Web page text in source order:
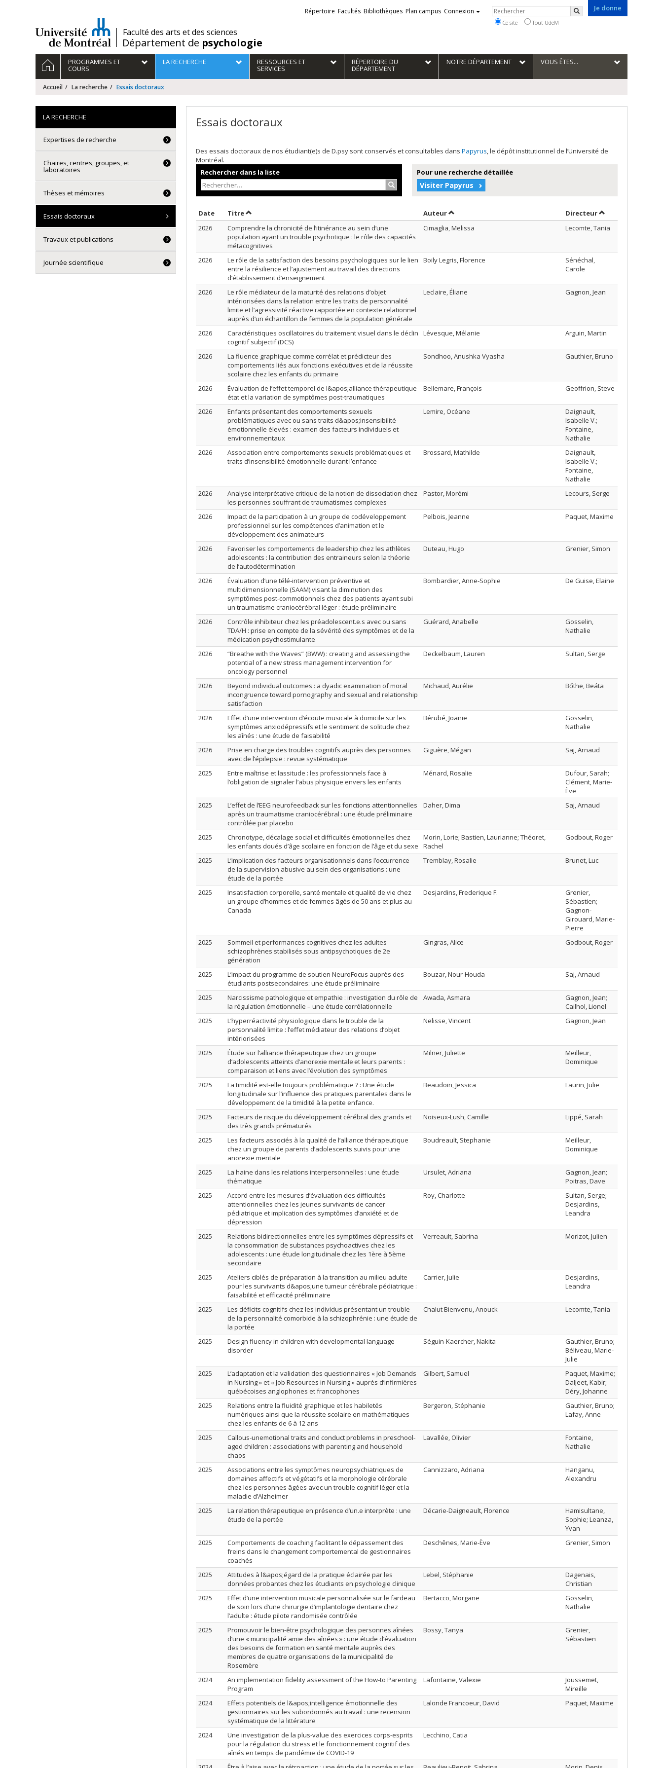
/Faculté des arts et des sciences
Département de psychologie
Je donne
Liens
externes
Répertoire Facultés Bibliothèques Plan campus Connexion Rechercher
Rechercher
Ce site Tout UdeM
Navigation
principale
ACCUEILPROGRAMMES ET
COURS
LA RECHERCHE RESSOURCES ET
SERVICES
RÉPERTOIRE DU
DÉPARTEMENT
NOTRE DÉPARTEMENT VOUS ÊTES...
Accueil La recherche Essais doctoraux
Essais doctoraux
Des essais doctoraux de nos étudiant(e)s de D.psy sont conservés et consultables dans Papyrus, le dépôt institutionnel de l’Université de
Montréal.
Rechercher dans la liste
Rechercher…
Pour une recherche détaillée
Visiter Papyrus
Date Trier par date en ordre croissant
TitreTrier par titre en ordre croissant AuteurTrier par auteur en ordre croissant Directeurpar contributeur
2026
Comprendre la chronicité de l’itinérance au sein d’une
population ayant un trouble psychotique : le rôle des capacités
métacognitives
Cimaglia, Melissa Lecomte, Tania
2026
Le rôle de la satisfaction des besoins psychologiques sur le lien
entre la résilience et l’ajustement au travail des directions
d’établissement d’enseignement
Boily Legris, Florence
Sénéchal,
Carole
2026
Le rôle médiateur de la maturité des relations d’objet
intériorisées dans la relation entre les traits de personnalité
limite et l’agressivité réactive rapportée en contexte relationnel
auprès d’un échantillon de femmes de la population générale
Leclaire, Éliane Gagnon, Jean
2026
Caractéristiques oscillatoires du traitement visuel dans le déclin
cognitif subjectif (DCS)
Lévesque, Mélanie Arguin, Martin
2026
La fluence graphique comme corrélat et prédicteur des
comportements liés aux fonctions exécutives et de la réussite
scolaire chez les enfants du primaire
Sondhoo, Anushka Vyasha Gauthier, Bruno
2026
Évaluation de l’effet temporel de l&apos;alliance thérapeutique
état et la variation de symptômes post-traumatiques
Bellemare, François Geoffrion, Steve
2026
Enfants présentant des comportements sexuels
problématiques avec ou sans traits d&apos;insensibilité
émotionnelle élevés : examen des facteurs individuels et
environnementaux
Lemire, Océane
Daignault,
Isabelle V.;
Fontaine,
Nathalie
2026
Association entre comportements sexuels problématiques et
traits d’insensibilité émotionnelle durant l’enfance
Brossard, Mathilde
Daignault,
Isabelle V.;
Fontaine,
Nathalie
2026
Analyse interprétative critique de la notion de dissociation chez
les personnes souffrant de traumatismes complexes
Pastor, Morémi Lecours, Serge
2026
Impact de la participation à un groupe de codéveloppement
professionnel sur les compétences d’animation et le
développement des animateurs
Pelbois, Jeanne Paquet, Maxime
2026
Favoriser les comportements de leadership chez les athlètes
adolescents : la contribution des entraineurs selon la théorie
de l’autodétermination
Duteau, Hugo Grenier, Simon
2026
Évaluation d’une télé-intervention préventive et
multidimensionnelle (SAAM) visant la diminution des
symptômes post-commotionnels chez des patients ayant subi
un traumatisme craniocérébral léger : étude préliminaire
Bombardier, Anne-Sophie De Guise, Elaine
2026
Contrôle inhibiteur chez les préadolescent.e.s avec ou sans
TDA/H : prise en compte de la sévérité des symptômes et de la
médication psychostimulante
Guérard, Anabelle
Gosselin,
Nathalie
2026
“Breathe with the Waves” (BWW) : creating and assessing the
potential of a new stress management intervention for
oncology personnel
Deckelbaum, Lauren Sultan, Serge
2026
Beyond individual outcomes : a dyadic examination of moral
incongruence toward pornography and sexual and relationship
satisfaction
Michaud, Aurélie Bőthe, Beáta
2026
Effet d’une intervention d’écoute musicale à domicile sur les
symptômes anxiodépressifs et le sentiment de solitude chez
les aînés : une étude de faisabilité
Bérubé, Joanie
Gosselin,
Nathalie
2026
Prise en charge des troubles cognitifs auprès des personnes
avec de l’épilepsie : revue systématique
Giguère, Mégan Saj, Arnaud
2025
Entre maîtrise et lassitude : les professionnels face à
l’obligation de signaler l’abus physique envers les enfants
Ménard, Rosalie
Dufour, Sarah;
Clément, Marie-
Ève
2025
L’effet de l’EEG neurofeedback sur les fonctions attentionnelles
après un traumatisme craniocérébral : une étude préliminaire
contrôlée par placebo
Daher, Dima Saj, Arnaud
2025
Chronotype, décalage social et difficultés émotionnelles chez
les enfants doués d’âge scolaire en fonction de l’âge et du sexe
Morin, Lorie; Bastien, Laurianne; Théoret,
Rachel
Godbout, Roger
2025
L’implication des facteurs organisationnels dans l’occurrence
de la supervision abusive au sein des organisations : une
étude de la portée
Tremblay, Rosalie Brunet, Luc
2025
Insatisfaction corporelle, santé mentale et qualité de vie chez
un groupe d’hommes et de femmes âgés de 50 ans et plus au
Canada
Desjardins, Frederique F.
Grenier,
Sébastien;
Gagnon-
Girouard, Marie-
Pierre
2025
Sommeil et performances cognitives chez les adultes
schizophrènes stabilisés sous antipsychotiques de 2e
génération
Gingras, Alice Godbout, Roger
2025
L’impact du programme de soutien NeuroFocus auprès des
étudiants postsecondaires: une étude préliminaire
Bouzar, Nour-Houda Saj, Arnaud
2025
Narcissisme pathologique et empathie : investigation du rôle de
la régulation émotionnelle – une étude corrélationnelle
Awada, Asmara
Gagnon, Jean;
Cailhol, Lionel
2025
L’hyperréactivité physiologique dans le trouble de la
personnalité limite : l’effet médiateur des relations d’objet
intériorisées
Nelisse, Vincent Gagnon, Jean
2025
Étude sur l’alliance thérapeutique chez un groupe
d’adolescents atteints d’anorexie mentale et leurs parents :
comparaison et liens avec l’évolution des symptômes
Milner, Juliette
Meilleur,
Dominique
2025
La timidité est-elle toujours problématique ? : Une étude
longitudinale sur l’influence des pratiques parentales dans le
développement de la timidité à la petite enfance.
Beaudoin, Jessica Laurin, Julie
2025
Facteurs de risque du développement cérébral des grands et
des très grands prématurés
Noiseux-Lush, Camille Lippé, Sarah
2025
Les facteurs associés à la qualité de l’alliance thérapeutique
chez un groupe de parents d’adolescents suivis pour une
anorexie mentale
Boudreault, Stephanie
Meilleur,
Dominique
2025
La haine dans les relations interpersonnelles : une étude
thématique
Ursulet, Adriana
Gagnon, Jean;
Poitras, Dave
2025
Accord entre les mesures d’évaluation des difficultés
attentionnelles chez les jeunes survivants de cancer
pédiatrique et implication des symptômes d’anxiété et de
dépression
Roy, Charlotte
Sultan, Serge;
Desjardins,
Leandra
2025
Relations bidirectionnelles entre les symptômes dépressifs et
la consommation de substances psychoactives chez les
adolescents : une étude longitudinale chez les 1ère à 5ème
secondaire
Verreault, Sabrina Morizot, Julien
2025
Ateliers ciblés de préparation à la transition au milieu adulte
pour les survivants d&apos;une tumeur cérébrale pédiatrique :
faisabilité et efficacité préliminaire
Carrier, Julie
Desjardins,
Leandra
2025
Les déficits cognitifs chez les individus présentant un trouble
de la personnalité comorbide à la schizophrénie : une étude de
la portée
Chalut Bienvenu, Anouck Lecomte, Tania
2025
Design fluency in children with developmental language
disorder
Séguin-Kaercher, Nakita
Gauthier, Bruno;
Béliveau, Marie-
Julie
2025
L’adaptation et la validation des questionnaires « Job Demands
in Nursing » et « Job Resources in Nursing » auprès d’infirmières
québécoises anglophones et francophones
Gilbert, Samuel
Paquet, Maxime;
Daljeet, Kabir;
Déry, Johanne
2025
Relations entre la fluidité graphique et les habiletés
numériques ainsi que la réussite scolaire en mathématiques
chez les enfants de 6 à 12 ans
Bergeron, Stéphanie
Gauthier, Bruno;
Lafay, Anne
2025
Callous-unemotional traits and conduct problems in preschool-
aged children : associations with parenting and household
chaos
Lavallée, Olivier
Fontaine,
Nathalie
2025
Associations entre les symptômes neuropsychiatriques de
domaines affectifs et végétatifs et la morphologie cérébrale
chez les personnes âgées avec un trouble cognitif léger et la
maladie d’Alzheimer
Cannizzaro, Adriana
Hanganu,
Alexandru
2025
La relation thérapeutique en présence d’un.e interprète : une
étude de la portée
Décarie-Daigneault, Florence
Hamisultane,
Sophie; Leanza,
Yvan
2025
Comportements de coaching facilitant le dépassement des
freins dans le changement comportemental de gestionnaires
coachés
Deschênes, Marie-Ève Grenier, Simon
2025
Attitudes à l&apos;égard de la pratique éclairée par les
données probantes chez les étudiants en psychologie clinique
Lebel, Stéphanie
Dagenais,
Christian
2025
Effet d’une intervention musicale personnalisée sur le fardeau
de soin lors d’une chirurgie d’implantologie dentaire chez
l’adulte : étude pilote randomisée contrôlée
Bertacco, Morgane
Gosselin,
Nathalie
2025
Promouvoir le bien-être psychologique des personnes aînées
d’une « municipalité amie des aînées » : une étude d’évaluation
des besoins de formation en santé mentale auprès des
membres de quatre organisations de la municipalité de
Rosemère
Bossy, Tanya
Grenier,
Sébastien
2024
An implementation fidelity assessment of the How-to Parenting
Program
Lafontaine, Valexie
Joussemet,
Mireille
2024
Effets potentiels de l&apos;intelligence émotionnelle des
gestionnaires sur les subordonnés au travail : une recension
systématique de la littérature
Lalonde Francoeur, David Paquet, Maxime
2024
Une investigation de la plus-value des exercices corps-esprits
pour la régulation du stress et le fonctionnement cognitif des
aînés en temps de pandémie de COVID-19
Lecchino, Catia
LA RECHERCHE
Expertises de recherche
Chaires, centres, groupes, et
laboratoires
Thèses et mémoires
Essais doctoraux
Travaux et publications
Journée scientifique